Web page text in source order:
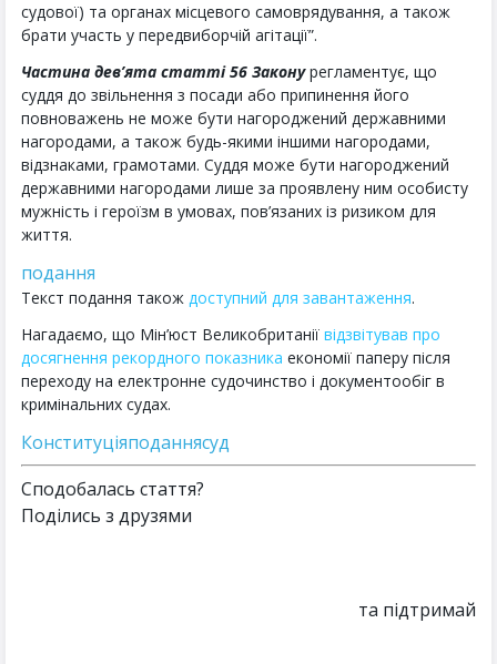
судової) та органах місцевого самоврядування, а також
брати участь у передвиборчій агітації”.
Частина дев’ята статті 56 Законурегламентує, що
суддя до звільнення з посади або припинення його
повноважень не може бути нагороджений державними
нагородами, а також будь-якими іншими нагородами,
відзнаками, грамотами. Суддя може бути нагороджений
державними нагородами лише за проявлену ним особисту
мужність і героїзм в умовах, пов’язаних із ризиком для
життя.
подання
Текст подання також доступний для завантаження.
Нагадаємо, що Мін’юст Великобританії відзвітував про
досягнення рекордного показника економії паперу після
переходу на електронне судочинство і документообіг в
кримінальних судах.
Конституціяподаннясуд
Сподобалась стаття?
Поділись з друзями
та підтримай